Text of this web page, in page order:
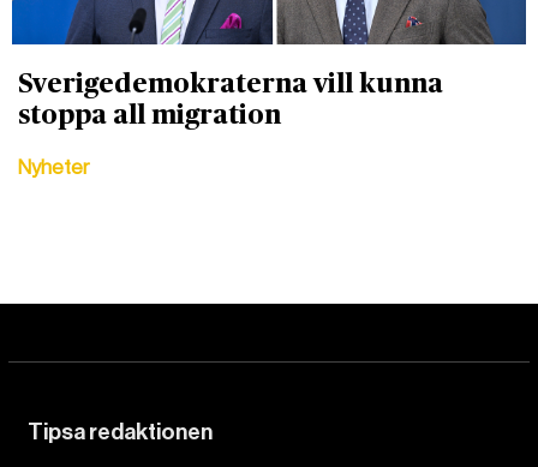
Sverigedemokraterna vill kunna
stoppa all migration
Nyheter
Tipsa redaktionen